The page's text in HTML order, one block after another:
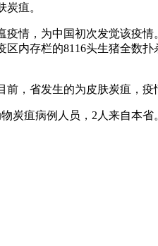
疽。
，为中国初次发觉该疫
内存栏的8116头生猪全数
省发生的为皮肤炭疽，疫
疽病例人员，2人来自本